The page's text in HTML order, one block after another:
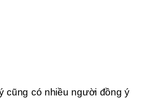
cũng có nhiều người đồng ý